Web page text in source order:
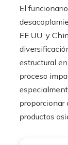
El
EE.UU. y
estructural
proceso
proporcionar
productos